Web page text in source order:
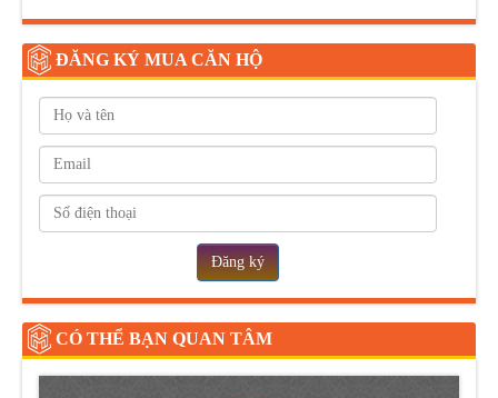
ĐĂNG KÝ MUA CĂN HỘ
Đăng ký
CÓ THỂ BẠN QUAN TÂM